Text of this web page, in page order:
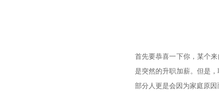
首先要恭喜一下你，某个
是突然的升职加薪。但是
部分人更是会因为家庭原